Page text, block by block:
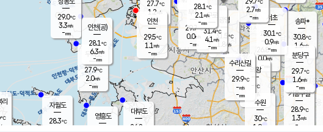
무의도
27.9℃
2.0m/s
-mm
영흥도
자월도
28.3℃
과천
26.8℃
0.0m/s
- mm
29.0℃
3.3m/s
-mm
대부도
26.8
27.7℃
1.2 m/s
-mm
의왕
- ℃
m/s
mm
mm
광명
31.5 ℃
1.8 m/s
-mm
부천
29.7℃
0.0m/s
-mm
구로
31.4℃
4.1 m/s
-mm
송파*
30.8℃
1.6m/s
-mm
서초
30.1℃
0.9m/s
-mm
기흥구갈
28.9℃
1.3m/s
-
수리산길
29.9℃
-m/s
-mm
분당구
29.7℃
1.6m/s
-mm
리
℃
s
인천(공)
28.1℃
6.3m/s
-mm
28.1℃
2.1 m/s
-mm
수원
30℃
1.9m/s
인천
29.5℃
1.1 m/s
-mm
℃
2.7m/s
-mm